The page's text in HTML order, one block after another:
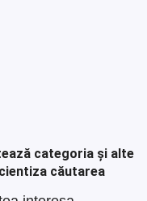
categoria și alte
căutarea